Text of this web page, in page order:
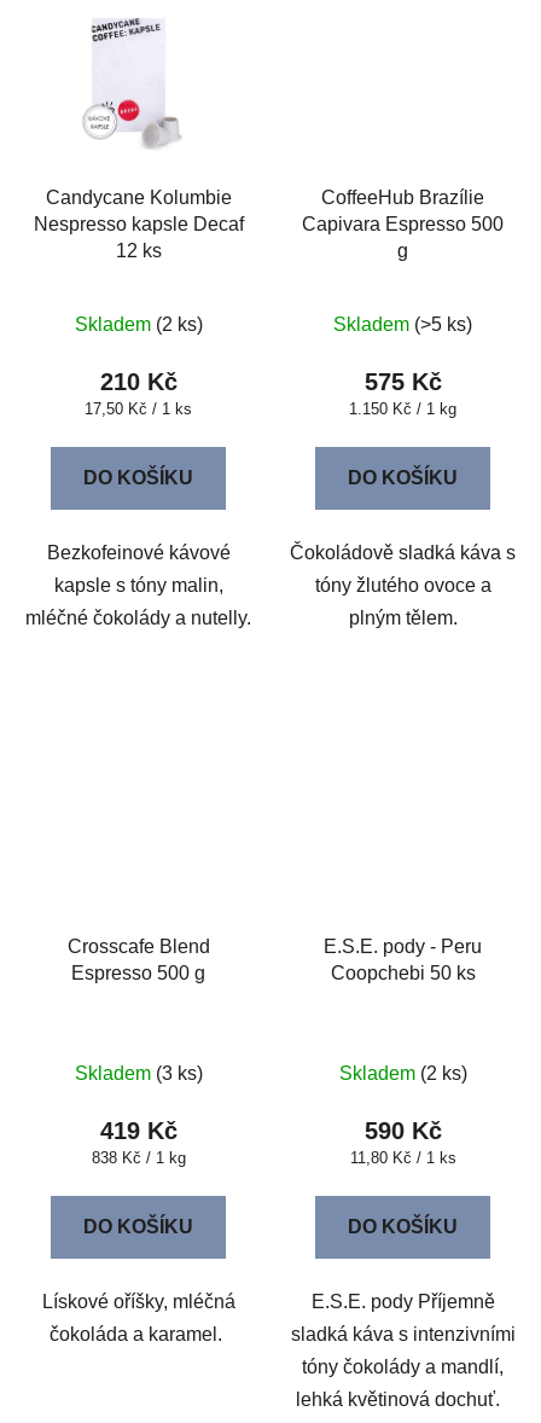
Candycane Kolumbie
Nespresso kapsle Decaf
12 ks
Skladem (2 ks)
210 Kč
Měrná
17,50 Kč / 1 ks
DO KOŠÍKU
Bezkofeinové kávové
kapsle s tóny malin,
mléčné čokolády a nutelly.
CoffeeHub Brazílie
Capivara Espresso 500
g
Skladem (>5 ks)
575 Kč
Měrná
1.150 Kč / 1 kg
DO KOŠÍKU
Čokoládově sladká káva s
tóny žlutého ovoce a
plným tělem.
Crosscafe Blend
Espresso 500 g
Skladem (3 ks)
419 Kč
Měrná
838 Kč / 1 kg
DO KOŠÍKU
Lískové oříšky, mléčná
čokoláda a karamel.
E.S.E. pody - Peru
Coopchebi 50 ks
Skladem (2 ks)
590 Kč
Měrná
11,80 Kč / 1 ks
DO KOŠÍKU
E.S.E. pody Příjemně
sladká káva s intenzivními
tóny čokolády a mandlí,
lehká květinová dochuť.